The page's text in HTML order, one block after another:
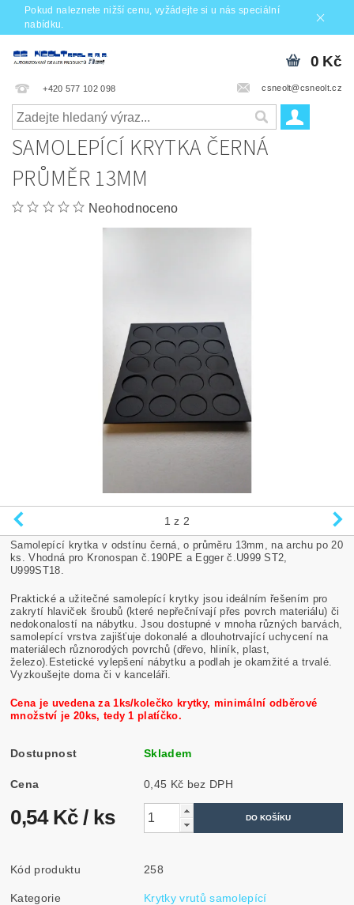
Pokud naleznete nižší cenu, vyžádejte si u nás speciální
nabídku.
+420 577 102 098 csneolt@csneolt.cz
0 Kč
SAMOLEPÍCÍ KRYTKA ČERNÁ
PRŮMĚR 13MM
Neohodnoceno
1 z 2
Samolepící krytka v odstínu černá, o průměru 13mm, na archu po 20
ks. Vhodná pro Kronospan č.190PE a Egger č.U999 ST2,
U999ST18.
Praktické a užitečné samolepící krytky jsou ideálním řešením pro
zakrytí hlaviček šroubů (které nepřečnívají přes povrch materiálu) či
nedokonalostí na nábytku. Jsou dostupné v mnoha různých barvách,
samolepící vrstva zajišťuje dokonalé a dlouhotrvající uchycení na
materiálech různorodých povrchů (dřevo, hliník, plast,
železo).Estetické vylepšení nábytku a podlah je okamžité a trvalé.
Vyzkoušejte doma či v kanceláři.
Cena je uvedena za 1ks/kolečko krytky, minimální odběrové
množství je 20ks, tedy 1 platíčko.
Dostupnost Skladem
Cena 0,45 Kč bez DPH
0,54 Kč/ ks
Kód produktu 258
Kategorie Krytky vrutů samolepící